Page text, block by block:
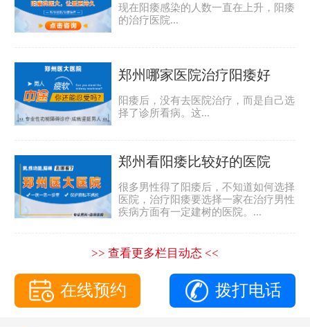
现在阳痿感染的人数一直在上升，阳痿
的治疗医院...
郑州哪家医院治疗阳痿好
阳痿后，没有去医院治疗，而是自己选
择了诊所看病。这...
郑州看阳痿比较好的医院
很多男性得了阳痿后，不知道如何选择
医院，治疗阳痿要选择一家在治疗男性
疾病方面有一定建树的医院。...
>> 查看更多栏目动态 <<
在线预约 拨打电话